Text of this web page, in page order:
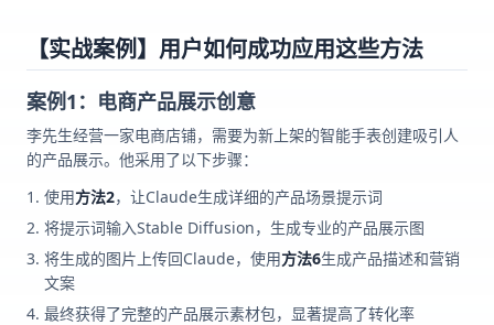
【实战案例】用户如何成功应用这些方法
案例1：电商产品展示创意
李先生经营一家电商店铺，需要为新上架的智能手表创建吸引人
的产品展示。他采用了以下步骤：
使用方法2，让Claude生成详细的产品场景提示词
将提示词输入Stable Diffusion，生成专业的产品展示图
将生成的图片上传回Claude，使用方法6生成产品描述和营销
文案
最终获得了完整的产品展示素材包，显著提高了转化率